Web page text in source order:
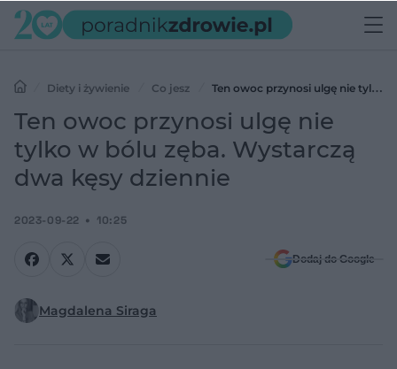
Diety i żywienie Co jesz
Ten owoc przynosi ulgę nie tylko
w bólu zęba. Wystarczą dwa kęsy dziennie
Ten owoc przynosi ulgę nie
tylko w bólu zęba. Wystarczą
dwa kęsy dziennie
2023-09-22 10:25
Dodaj do Google
Magdalena Siraga